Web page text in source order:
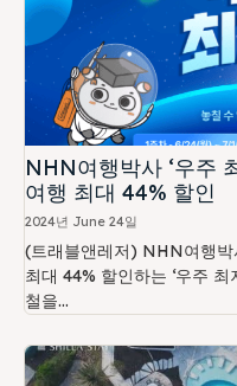
NHN여행박사 ‘우주
여행 최대 44% 할인
2024년 June 24일
(트래블앤레저) NHN여행
최대 44% 할인하는 ‘우주
철을...